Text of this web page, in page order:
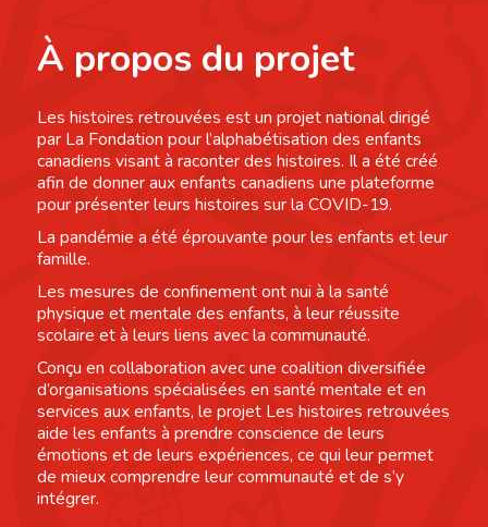
À propos du projet
Les histoires retrouvées est un projet national dirigé
par La Fondation pour l’alphabétisation des enfants
canadiens visant à raconter des histoires. Il a été créé
afin de donner aux enfants canadiens une plateforme
pour présenter leurs histoires sur la COVID-19.
La pandémie a été éprouvante pour les enfants et leur
famille.
Les mesures de confinement ont nui à la santé
physique et mentale des enfants, à leur réussite
scolaire et à leurs liens avec la communauté.
Conçu en collaboration avec une coalition diversifiée
d’organisations spécialisées en santé mentale et en
services aux enfants, le projet Les histoires retrouvées
aide les enfants à prendre conscience de leurs
émotions et de leurs expériences, ce qui leur permet
de mieux comprendre leur communauté et de s’y
intégrer.